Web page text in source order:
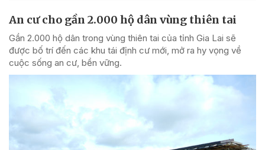
An cư cho gần 2.000 hộ dân vùng thiên tai
Gần 2.000 hộ dân trong vùng thiên tai của tỉnh Gia Lai sẽ
được bố trí đến các khu tái định cư mới, mở ra hy vọng về
cuộc sống an cư, bền vững.